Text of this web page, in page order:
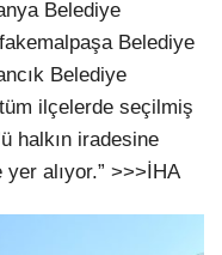
Belediye
Belediye
Belediye
ilçelerde seçilmiş
halkın iradesine
yer alıyor.” >>>İHA